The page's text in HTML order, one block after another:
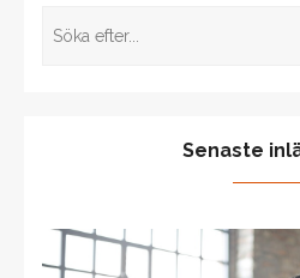
Senaste